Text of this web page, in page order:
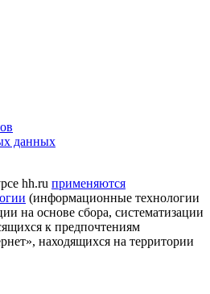
данных
hh.ru применяются
(информационные технологии
на основе сбора, систематизации
к предпочтениям
находящихся на территории